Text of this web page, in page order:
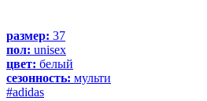
размер: 37
пол: unisex
цвет: белый
сезонность: мульти
#adidas